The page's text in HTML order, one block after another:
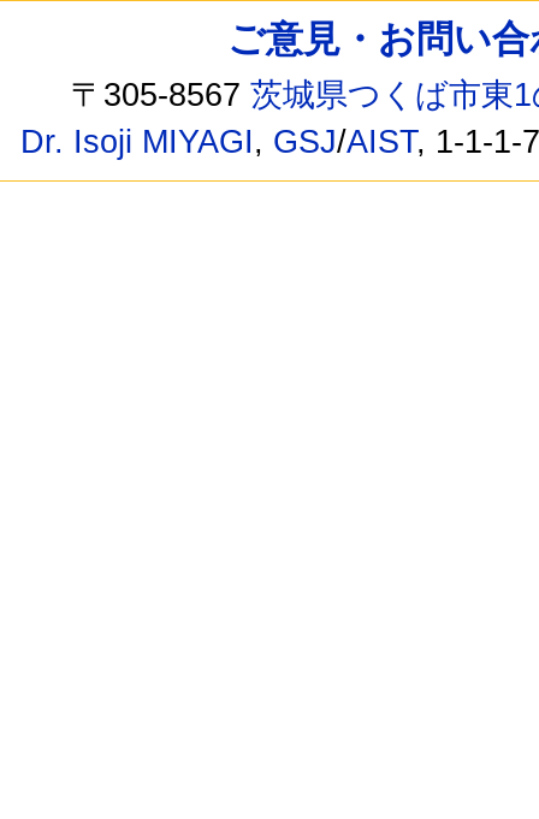
ご意見・お問い
〒305-8567茨城県つくば市東
Dr. Isoji MIYAGI, GSJ/AIST, 1-1-1-